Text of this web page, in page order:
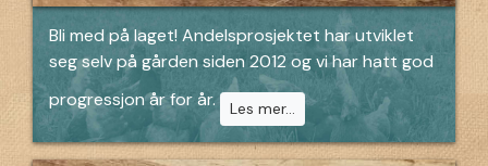
Bli med på laget! Andelsprosjektet har utviklet
seg selv på gården siden 2012 og vi har hatt god
progressjon år for år.
Les mer...